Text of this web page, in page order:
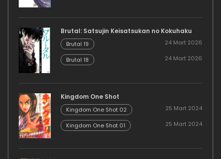
Brutal: Satsujin Keisatsukan no Kokuhaku
Brutal 19 24 Mart 2026
Brutal 18 24 Mart 2026
Kingdom One Shot
Kingdom One Shot 02 25 Mart 2024
Kingdom One Shot 01 25 Mart 2024